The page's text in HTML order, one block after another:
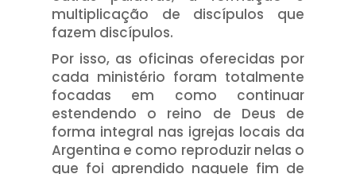
multiplicação de discípulos que
fazem discípulos.
Por isso, as oficinas oferecidas por
cada ministério foram totalmente
focadas em como continuar
estendendo o reino de Deus de
forma integral nas igrejas locais da
Argentina e como reproduzir nelas o
que foi aprendido naquele fim de